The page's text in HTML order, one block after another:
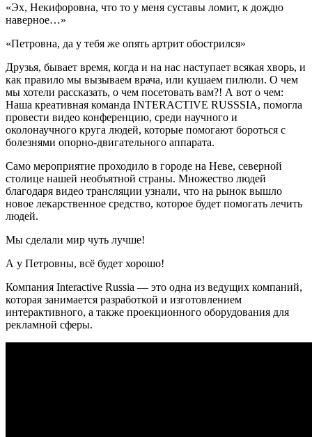
«Эх, Некифоровна, что то у меня суставы ломит, к дождю
наверное…»
«Петровна, да у тебя же опять артрит обострился»
Друзья, бывает время, когда и на нас наступает всякая хворь, и
как правило мы вызываем врача, или кушаем пилюли. О чем
мы хотели рассказать, о чем посетовать вам?! А вот о чем:
Наша креативная команда INTERACTIVE RUSSSIA, помогла
провести видео конференцию, среди научного и
околонаучного круга людей, которые помогают бороться с
болезнями опорно-двигательного аппарата.
Само мероприятие проходило в городе на Неве, северной
столице нашей необъятной страны. Множество людей
благодаря видео трансляции узнали, что на рынок вышло
новое лекарственное средство, которое будет помогать лечить
людей.
Мы сделали мир чуть лучше!
А у Петровны, всё будет хорошо!
Компания Interactive Russia — это одна из ведущих компаний,
которая занимается разработкой и изготовлением
интерактивного, а также проекционного оборудования для
рекламной сферы.